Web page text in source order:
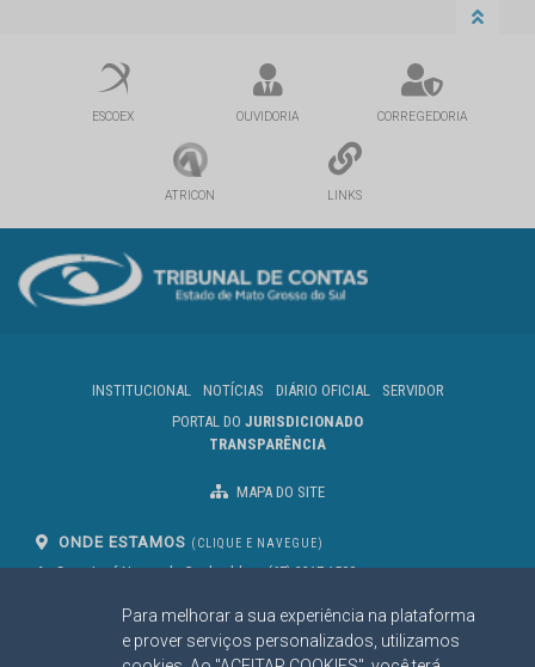
Para melhorar a sua experiência na plataforma
e prover serviços personalizados, utilizamos
ESCOEX OUVIDORIA CORREGEDORIA
ATRICON LINKS
INSTITUCIONAL NOTÍCIAS DIÁRIO OFICIAL
SERVIDOR
PORTAL DO JURISDICIONADO
TRANSPARÊNCIA
MAPA DO SITE
ONDE ESTAMOS (CLIQUE E NAVEGUE)
Av. Des. José Nunes da Cunha, bloco
Campo Grande/MS
CEP: 79031-310
(67) 3317-1500